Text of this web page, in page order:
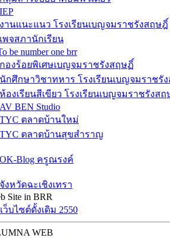
IEP
งานแนะแนว โรงเรียนเบญจมราชรังสฤษฎิ์
เพจสภานักเรียน
be number one brr
กองร้อยพิเศษเบญจมราชรังสฤษฏิ์
นักศึกษาวิชาทหาร โรงเรียนเบญจมราชรั
ห้องเรียนสีเขียว โรงเรียนเบญจมราชรังสฤ
AV BEN Studio
TYC ตลาดบ้านใหม่
TYC ตลาดบ้านสุขสำราญ
OK-Blog ครูณรงค์
จังหวัดฉะเชิงเทรา
Site in BRR
เว็บไซต์ดั้งเดิม 2550
WEB